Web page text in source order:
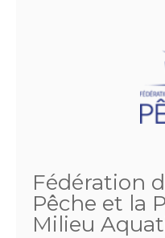
Fédération
Pêche et la
Milieu